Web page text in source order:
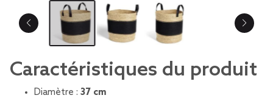
Caractéristiques du produit
Diamètre : 37 cm